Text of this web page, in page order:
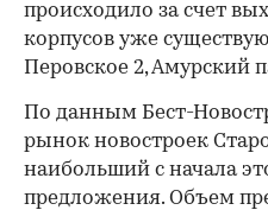
происходило за счет
корпусов уже
Перовское 2, Амурский
По данным Бест-
рынок новостроек
наибольший с начала
предложения. Объем